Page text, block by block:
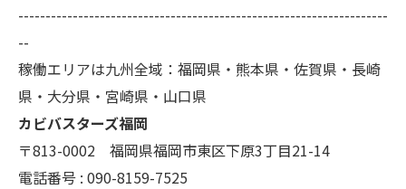
個人情報の開示･訂正･削除・利用停止の具体的手続
きにつきましては、お電話でお問合せ下さい。
--------------------------------------------------------------------
--
稼働エリアは九州全域：福岡県・熊本県・佐賀県・長崎
県・大分県・宮崎県・山口県
カビバスターズ福岡
〒813-0002 福岡県福岡市東区下原3丁目21-14
電話番号 : 090-8159-7525